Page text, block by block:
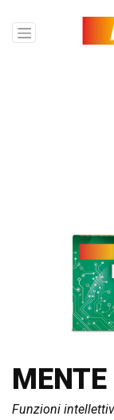
MENTE
Funzioni